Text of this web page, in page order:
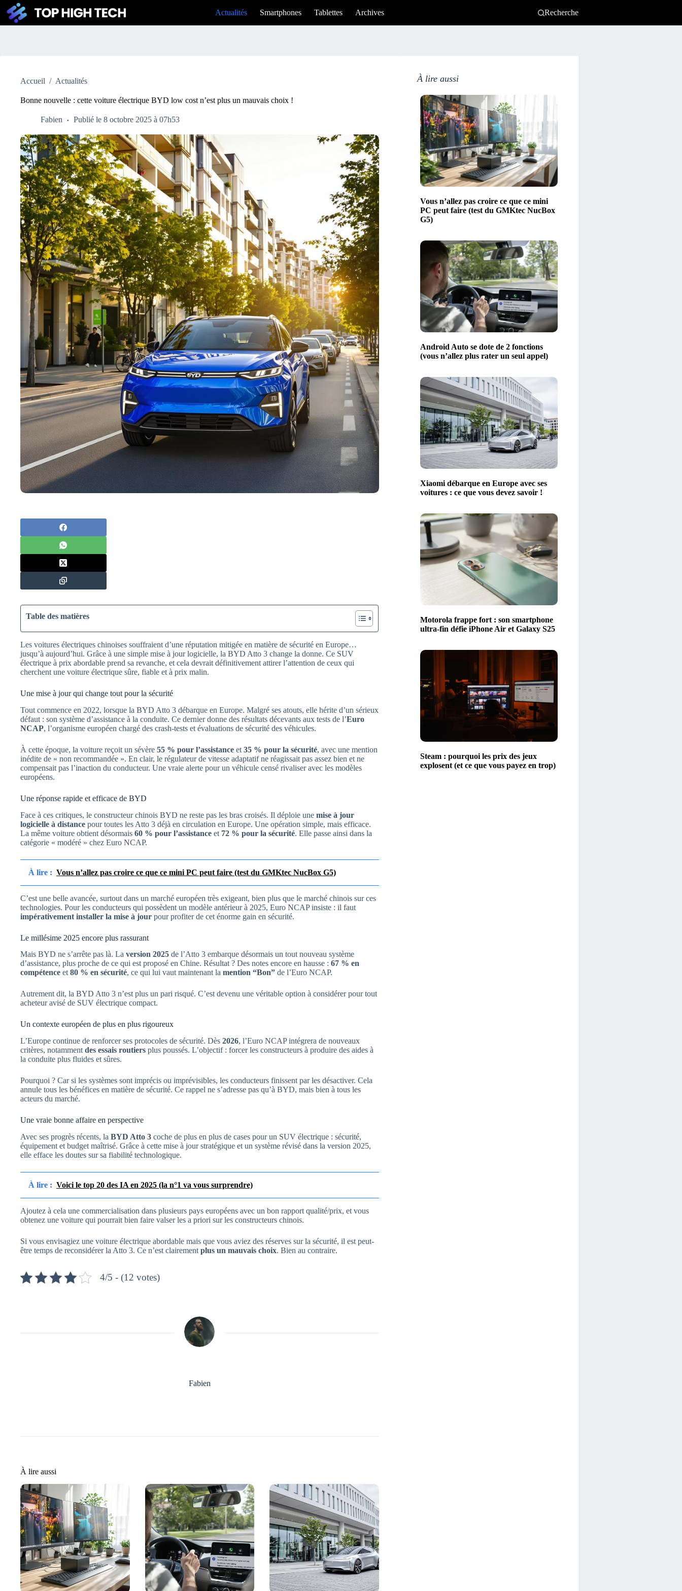
Passer
au
contenu
Actualités Smartphones Tablettes Archives Recherche
Accueil / Actualités
Bonne nouvelle : cette voiture électrique BYD low cost n’est plus un mauvais choix !
Fabien Publié le 8 octobre 2025 à 07h53
Table des matières
Les voitures électriques chinoises souffraient d’une réputation mitigée en matière de sécurité en Europe…
jusqu’à aujourd’hui. Grâce à une simple mise à jour logicielle, la BYD Atto 3 change la donne. Ce SUV
électrique à prix abordable prend sa revanche, et cela devrait définitivement attirer l’attention de ceux qui
cherchent une voiture électrique sûre, fiable et à prix malin.
Une mise à jour qui change tout pour la sécurité
Tout commence en 2022, lorsque la BYD Atto 3 débarque en Europe. Malgré ses atouts, elle hérite d’un sérieux
défaut : son système d’assistance à la conduite. Ce dernier donne des résultats décevants aux tests de l’Euro
NCAP, l’organisme européen chargé des crash-tests et évaluations de sécurité des véhicules.
À cette époque, la voiture reçoit un sévère 55 % pour l’assistance et 35 % pour la sécurité, avec une mention
inédite de « non recommandée ». En clair, le régulateur de vitesse adaptatif ne réagissait pas assez bien et ne
compensait pas l’inaction du conducteur. Une vraie alerte pour un véhicule censé rivaliser avec les modèles
européens.
Une réponse rapide et efficace de BYD
Face à ces critiques, le constructeur chinois BYD ne reste pas les bras croisés. Il déploie une mise à jour
logicielle à distance pour toutes les Atto 3 déjà en circulation en Europe. Une opération simple, mais efficace.
La même voiture obtient désormais 60 % pour l’assistance et 72 % pour la sécurité. Elle passe ainsi dans la
catégorie « modéré » chez Euro NCAP.
À lire : Vous n’allez pas croire ce que ce mini PC peut faire (test du GMKtec NucBox G5)
C’est une belle avancée, surtout dans un marché européen très exigeant, bien plus que le marché chinois sur ces
technologies. Pour les conducteurs qui possèdent un modèle antérieur à 2025, Euro NCAP insiste : il faut
impérativement installer la mise à jour pour profiter de cet énorme gain en sécurité.
Le millésime 2025 encore plus rassurant
Mais BYD ne s’arrête pas là. La version 2025 de l’Atto 3 embarque désormais un tout nouveau système
d’assistance, plus proche de ce qui est proposé en Chine. Résultat ? Des notes encore en hausse : 67 % en
compétence et 80 % en sécurité, ce qui lui vaut maintenant la mention “Bon” de l’Euro NCAP.
Autrement dit, la BYD Atto 3 n’est plus un pari risqué. C’est devenu une véritable option à considérer pour tout
acheteur avisé de SUV électrique compact.
Un contexte européen de plus en plus rigoureux
L’Europe continue de renforcer ses protocoles de sécurité. Dès 2026, l’Euro NCAP intégrera de nouveaux
critères, notamment des essais routiers plus poussés. L’objectif : forcer les constructeurs à produire des aides à
la conduite plus fluides et sûres.
Pourquoi ? Car si les systèmes sont imprécis ou imprévisibles, les conducteurs finissent par les désactiver. Cela
annule tous les bénéfices en matière de sécurité. Ce rappel ne s’adresse pas qu’à BYD, mais bien à tous les
acteurs du marché.
Une vraie bonne affaire en perspective
Avec ses progrès récents, la BYD Atto 3 coche de plus en plus de cases pour un SUV électrique : sécurité,
équipement et budget maîtrisé. Grâce à cette mise à jour stratégique et un système révisé dans la version 2025,
elle efface les doutes sur sa fiabilité technologique.
À lire : Voici le top 20 des IA en 2025 (la n°1 va vous surprendre)
Ajoutez à cela une commercialisation dans plusieurs pays européens avec un bon rapport qualité/prix, et vous
obtenez une voiture qui pourrait bien faire valser les a priori sur les constructeurs chinois.
Si vous envisagiez une voiture électrique abordable mais que vous aviez des réserves sur la sécurité, il est peut-
être temps de reconsidérer la Atto 3. Ce n’est clairement plus un mauvais choix. Bien au contraire.
4/5 - (12 votes)
Fabien
À lire aussi
À lire aussi
Vous n’allez pas croire ce que ce mini
PC peut faire (test du GMKtec NucBox
G5)
Android Auto se dote de 2 fonctions
(vous n’allez plus rater un seul appel)
Xiaomi débarque en Europe avec ses
voitures : ce que vous devez savoir !
Motorola frappe fort : son smartphone
ultra-fin défie iPhone Air et Galaxy S25
Steam : pourquoi les prix des jeux
explosent (et ce que vous payez en trop)